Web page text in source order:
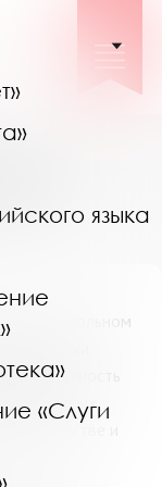
языка
«Слуги
на цокольном
возможность
учебных
качестве и